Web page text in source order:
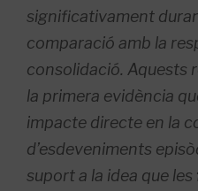
significativament
comparació amb la
consolidació. Aquests
la primera evidència
impacte directe en la
d’esdeveniments
suport a la idea que les